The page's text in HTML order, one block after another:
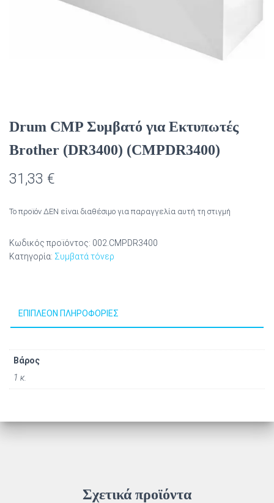
Drum CMP Συμβατό για Εκτυπωτές
Brother (DR3400) (CMPDR3400)
31,33 €
Το προϊόν ΔΕΝ είναι διαθέσιμο για παραγγελία αυτή τη στιγμή
Κωδικός προϊόντος: 002.CMPDR3400
Κατηγορία: Συμβατά τόνερ
ΕΠΙΠΛΈΟΝ ΠΛΗΡΟΦΟΡΊΕΣ
Βάρος
1 κ.
Σχετικά προϊόντα